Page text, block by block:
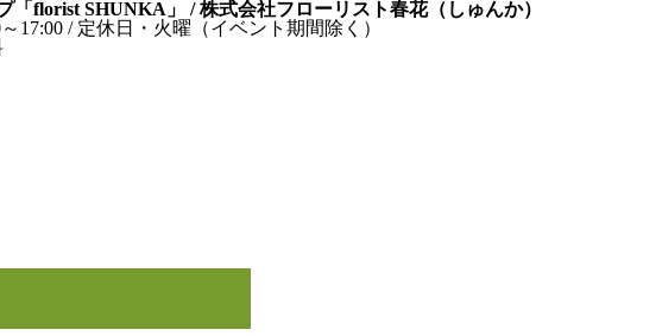
florist SHUNKA」 / 株式会社フローリスト春花（しゅんか）
17:00 / 定休日・火曜（イベント期間除く）